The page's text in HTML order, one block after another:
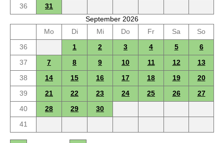
36
31
September 2026
Mo
Di Mi Do Fr Sa
So
36
1 2 3 4 5
6
37
7 8 9 10 11 12
13
38
14 15 16 17 18 19
20
39
21 22 23 24 25 26
27
40
28 29
30
41